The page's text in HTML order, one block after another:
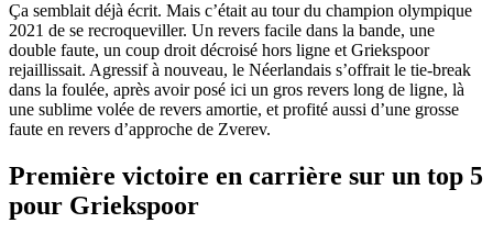
Ça semblait déjà écrit. Mais c’était au tour du champion olympique
2021 de se recroqueviller. Un revers facile dans la bande, une
double faute, un coup droit décroisé hors ligne et Griekspoor
rejaillissait. Agressif à nouveau, le Néerlandais s’offrait le tie-break
dans la foulée, après avoir posé ici un gros revers long de ligne, là
une sublime volée de revers amortie, et profité aussi d’une grosse
faute en revers d’approche de Zverev.
Première victoire en carrière sur un top 5
pour Griekspoor